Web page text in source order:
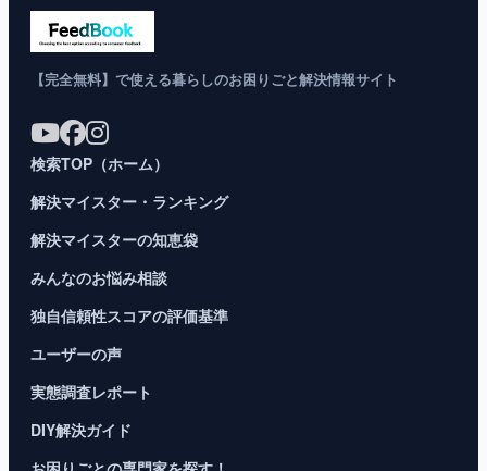
【完全無料】で使える暮らしのお困りごと解決情報サイト
検索TOP（ホーム）
解決マイスター・ランキング
解決マイスターの知恵袋
みんなのお悩み相談
独自信頼性スコアの評価基準
ユーザーの声
実態調査レポート
DIY解決ガイド